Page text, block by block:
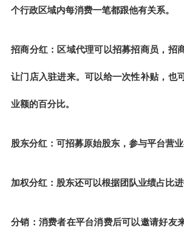
个行政区域内每消费一笔都跟他有关系。
招商分红：区域代理可以招募招商员，招
让门店入驻进来。可以给一次性补贴，也
业额的百分比。
股东分红：可招募原始股东，参与平台营业
加权分红：股东还可以根据团队业绩占比进
分销：消费者在平台消费后可以邀请好友